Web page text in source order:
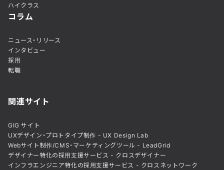
ハイクラス
コラム
ニュース・リリース
インタビュー
採用
転職
関連サイト
GIG サイト
UXデザイン・プロトタイプ制作 - UX Design Lab
Webサイト制作/CMS・マーケティングツール - LeadGrid
デザイナー特化の採用支援サービス - クロスデザイナー
インフラエンジニア特化の採用支援サービス - クロスネットワーク